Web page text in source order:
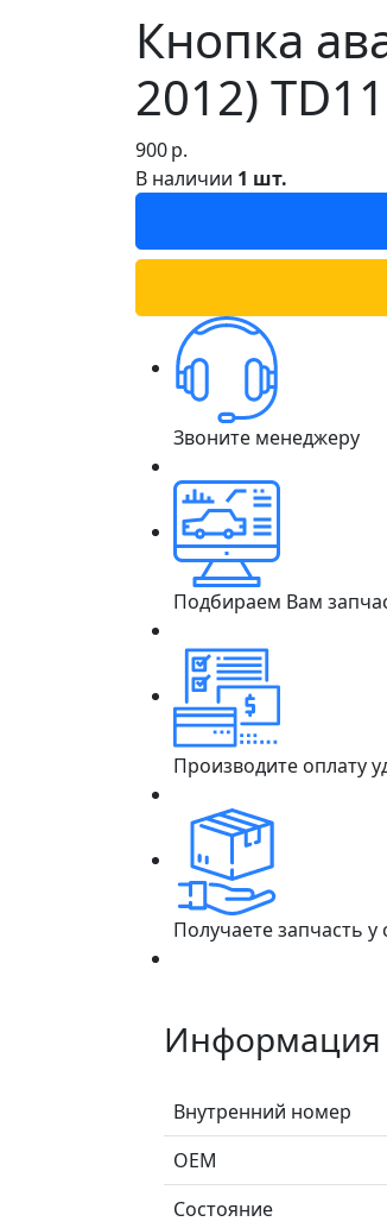
Кнопка
2012)
900р.
В наличии 1 шт.
Звоните менеджеру
Подбираем Вам
Производите оплату
Получаете запчасть
Информация
Внутренний номер
ОЕМ
Состояние